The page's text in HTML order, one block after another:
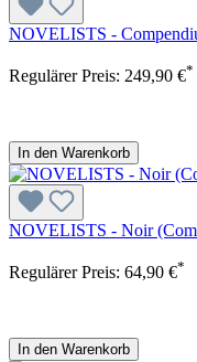
NOVELISTS -
Regulärer Preis: 249,90 €*
In den Warenkorb
NOVELISTS - Noir
Regulärer Preis: 64,90 €*
In den Warenkorb